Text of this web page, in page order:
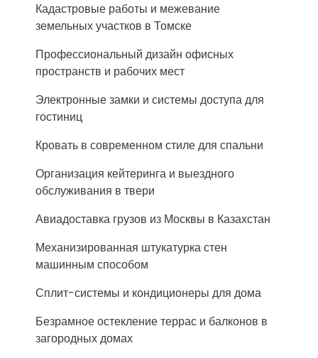
Кадастровые работы и межевание
земельных участков в Томске
Профессиональный дизайн офисных
пространств и рабочих мест
Электронные замки и системы доступа для
гостиниц
Кровать в современном стиле для спальни
Организация кейтеринга и выездного
обслуживания в твери
Авиадоставка грузов из Москвы в Казахстан
Механизированная штукатурка стен
машинным способом
Сплит-системы и кондиционеры для дома
Безрамное остекление террас и балконов в
загородных домах